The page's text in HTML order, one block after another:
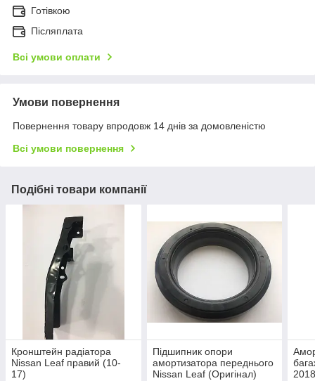
Готівкою
Післяплата
Всі умови оплати
Умови повернення
Повернення товару впродовж 14 днів за домовленістю
Всі умови повернення
Подібні товари компанії
Кронштейн радіатора
Nissan Leaf правий (10-
17)
Підшипник опори
амортизатора переднього
Nissan Leaf (Оригінал)